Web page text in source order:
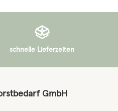
schnelle Lieferzeiten
GmbH